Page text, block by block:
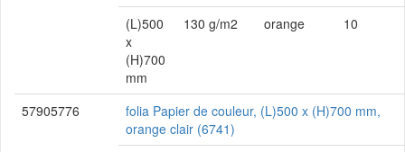
(L)500
x
(H)700
mm
130 g/m2 orange 10
57905776
folia Papier de couleur, (L)500 x (H)700 mm,
orange clair (6741)